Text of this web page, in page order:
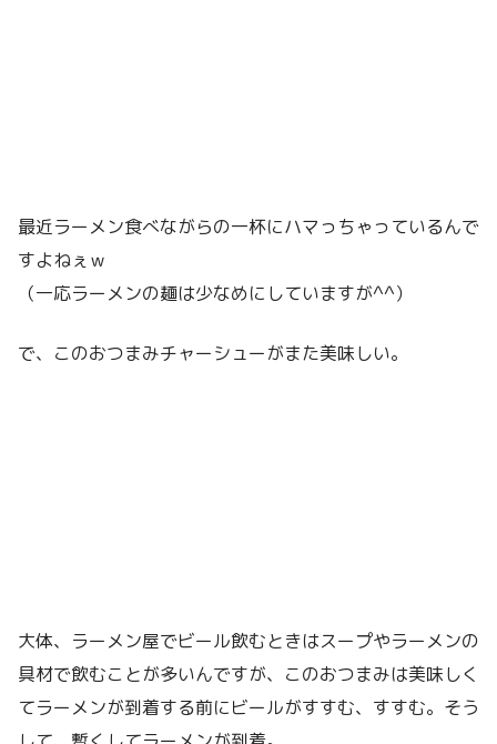
最近ラーメン食べながらの一杯にハマっちゃっているんで
すよねぇｗ
（一応ラーメンの麺は少なめにしていますが^^）
で、このおつまみチャーシューがまた美味しい。
大体、ラーメン屋でビール飲むときはスープやラーメンの
具材で飲むことが多いんですが、このおつまみは美味しく
てラーメンが到着する前にビールがすすむ、すすむ。そう